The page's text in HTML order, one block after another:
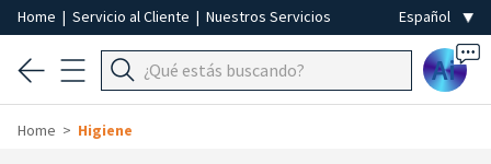
Home | Servicio al Cliente | Nuestros Servicios
Ai
Home Higiene